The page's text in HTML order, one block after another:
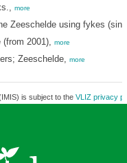
more
Zeeschelde using fykes
2001), more
Zeeschelde, more
is subject to the VLIZ privacy